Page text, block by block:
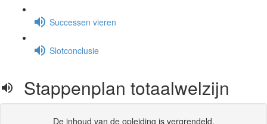
Successen vieren
Slotconclusie
Stappenplan totaalwelzijn
De inhoud van de opleiding is vergrendeld.